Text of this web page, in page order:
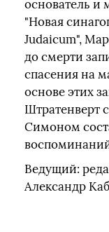
основатель и
"Новая
Judaicum",
до смерти
спасения на
основе этих
Штратенверт
Симоном
Ведущий:
Александр